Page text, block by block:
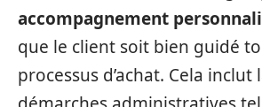
accompagnement
que le client soit bien guidé
processus d’achat. Cela